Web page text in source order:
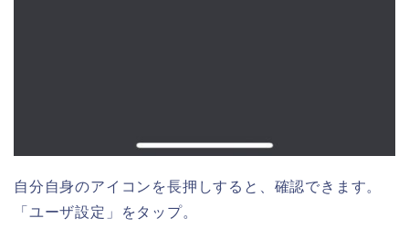
自分自身のアイコンを長押しすると、確認できます。
「ユーザ設定」をタップ。